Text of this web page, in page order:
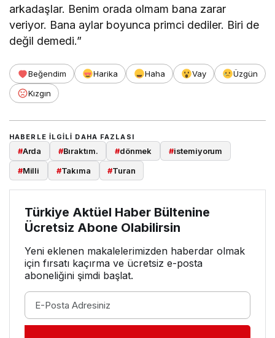
arkadaşlar. Benim orada olmam bana zarar
veriyor. Bana aylar boyunca primci dediler. Biri de
değil demedi.”
Beğendim Harika Haha Vay
Üzgün
Kızgın
HABERLE ILGILI DAHA FAZLASI
#Arda #Bıraktım. #dönmek #istemiyorum
#Milli #Takıma #Turan
Türkiye Aktüel Haber Bültenine
Ücretsiz Abone Olabilirsin
Yeni eklenen makalelerimizden haberdar olmak
için fırsatı kaçırma ve ücretsiz e-posta
aboneliğini şimdi başlat.